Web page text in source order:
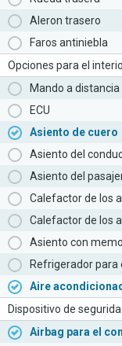
Aleron trasero
Faros antiniebla
Opciones para el
Mando a
ECU
Asiento de cuero
Asiento del
Asiento del
Calefactor de los
Calefactor de los
Asiento con
Refrigerador para
Aire
Dispositivo de
Airbag para el